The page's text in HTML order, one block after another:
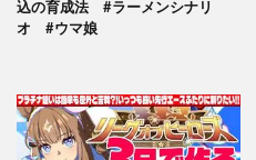
込の育成法 #ラーメンシナリ
オ #ウマ娘